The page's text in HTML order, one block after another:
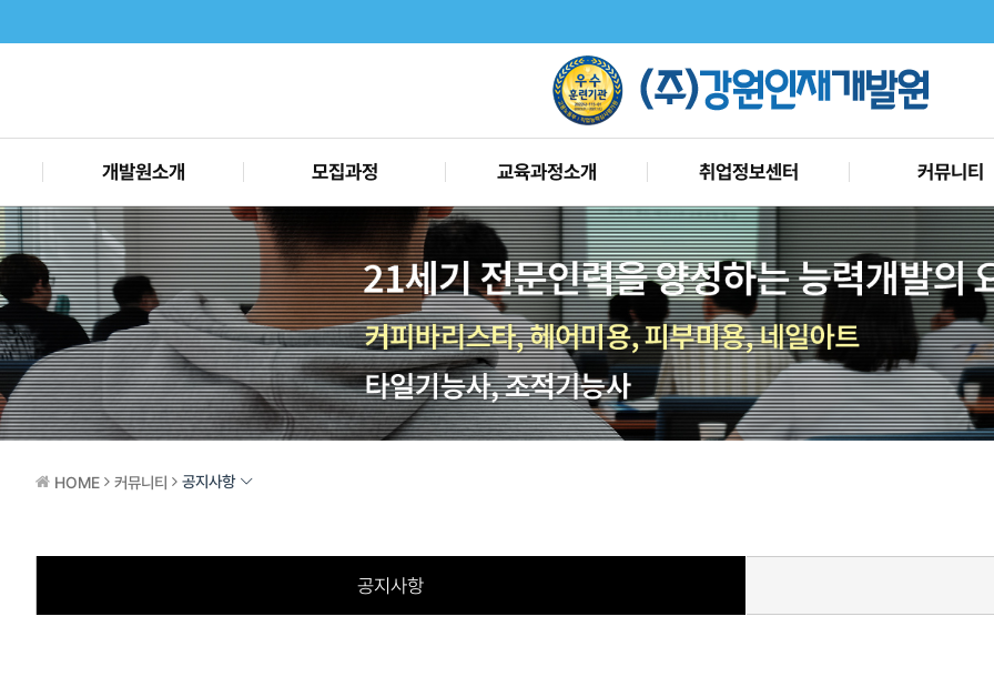
개발원소개 모집과정 교육과정소개 취업정보센터 커뮤니티
HOME 커뮤니티 공지사항
공지사항